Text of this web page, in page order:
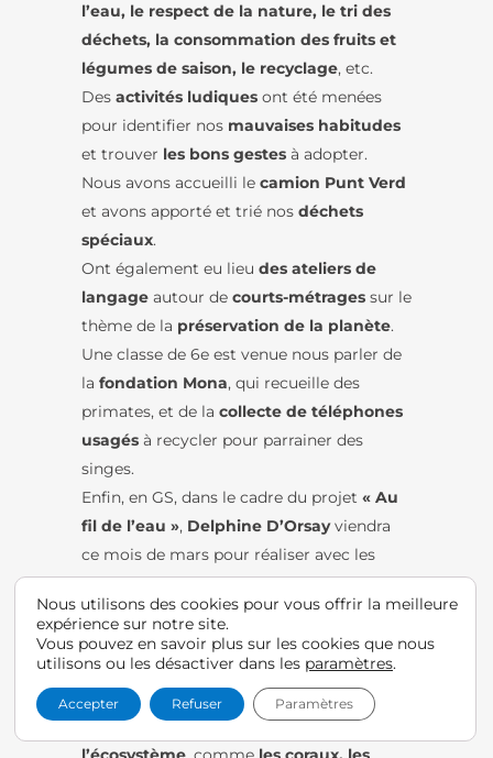
l’eau, le respect de la nature, le tri des
déchets, la consommation des fruits et
légumes de saison, le recyclage, etc.
Des activités ludiques ont été menées
pour identifier nos mauvaises habitudes
et trouver les bons gestes à adopter.
Nous avons accueilli le camion Punt Verd
et avons apporté et trié nos déchets
spéciaux.
Ont également eu lieu des ateliers de
langage autour de courts-métrages sur le
thème de la préservation de la planète.
Une classe de 6e est venue nous parler de
la fondation Mona, qui recueille des
primates, et de la collecte de téléphones
usagés à recycler pour parrainer des
singes.
Enfin, en GS, dans le cadre du projet « Au
fil de l’eau », Delphine D’Orsayviendra
ce mois de mars pour réaliser avec les
classes unprojet artistiqueautour dela
vie sous-marine. Nous parlerons de
l’importance de protéger nos mers et
océanset nous créerons desproductions
légères et mobiles
, sur le thème des
animaux marins indispensables à
Nous utilisons des cookies pour vous offrir la meilleure
expérience sur notre site.
Vous pouvez en savoir plus sur les cookies que nous
utilisons ou les désactiver dans les paramètres.
Accepter Refuser Paramètres